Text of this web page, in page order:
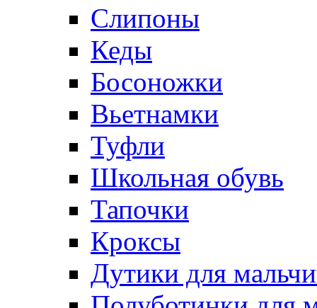
Слипоны
Кеды
Босоножки
Вьетнамки
Туфли
Школьная обувь
Тапочки
Кроксы
Дутики для